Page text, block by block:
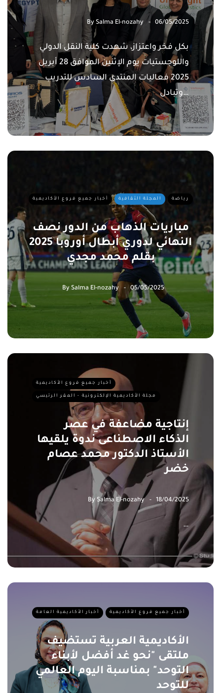
By Salma El-nozahy 06/05/2025
بكل فخر واعتزاز، شهدت كلية النقل الدولي
واللوجستيات يوم الإثنين الموافق 28 أبريل
2025 فعاليات المنتدى السادس للتدريب
وتبادل…
أخبار جميع فروع الأكاديمية المجلة الثقافية رياضة
مباريات الذهاب من الدور نصف
النهائي لدوري أبطال أوروبا 2025
بقلم محمد مجدي
By Salma El-nozahy 05/05/2025
أخبار جميع فروع الأكاديمية
مجلة الأكاديمية الإلكترونية - المقر الرئيسي
إنتاجية مضاعفة في عصر
الذكاء الاصطناعى ندوة يلقيها
الأستاذ الدكتور محمد عصام
خضر
By Salma El-nozahy 18/04/2025
…
أخبار الأكاديمية العامة أخبار جميع فروع الأكاديمية
الأكاديمية العربية تستضيف
ملتقى "نحو غد أفضل لأبناء
التوحد" بمناسبة اليوم العالمي
للتوحد